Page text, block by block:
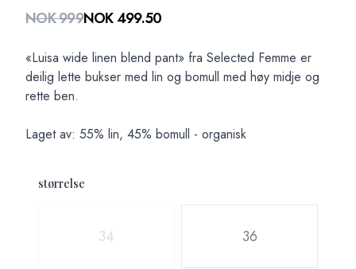
Produktdetaljer
NOK 999NOK 499.50
Description
«Luisa wide linen blend pant» fra Selected Femme er
deilig lette bukser med lin og bomull med høy midje og
rette ben.
Laget av: 55% lin, 45% bomull - organisk
størrelse
34 36